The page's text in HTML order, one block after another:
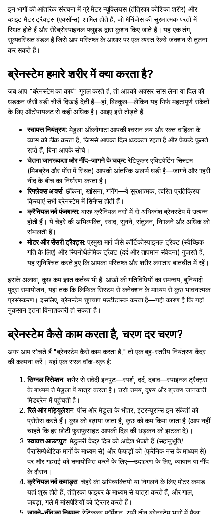
इन भागों की आंतरिक संरचना में ग्रे मैटर न्यूक्लियस (तंत्रिका कोशिका शरीर) और
व्हाइट मैटर ट्रैक्ट्स (एक्सॉन्स) शामिल होते हैं, जो मेनिंजेस की सुरक्षात्मक परतों में
स्थित होते हैं और सेरेब्रोस्पाइनल फ्लुइड द्वारा कुशन किए जाते हैं। यह एक तंग,
सुव्यवस्थित बंडल है जिसे आप मस्तिष्क के आधार पर एक व्यस्त रेलवे जंक्शन से तुलना
कर सकते हैं।
ब्रेनस्टेम हमारे शरीर में क्या करता है?
जब आप "ब्रेनस्टेम का कार्य" गूगल करते हैं, तो आपको अक्सर सांस लेना या दिल की
धड़कन जैसी बड़ी चीजें दिखाई देती हैं—हां, बिल्कुल—लेकिन यह सिर्फ महत्वपूर्ण संकेतों
के लिए ऑटोपायलट से कहीं अधिक है। आइए इसे तोड़ते हैं:
स्वायत्त नियंत्रण: मेडुला ऑब्लोंगाटा आपकी श्वसन लय और रक्त वाहिका के
व्यास को ठीक करता है, जिससे आपका दिल धड़कता रहता है और फेफड़े फुलते
रहते हैं, बिना आपके सोचे।
चेतना जागरूकता और नींद-जागने के चक्र: रेटिकुलर एक्टिवेटिंग सिस्टम
(मिडब्रेन और पोंस में स्थित) आपकी आंतरिक अलार्म घड़ी है—जागने और गहरी
नींद के बीच का निर्धारण करता है।
रिफ्लेक्स आर्क्स: छींकना, खांसना, गगिंग—ये सुरक्षात्मक, त्वरित प्रतिक्रिया
क्रियाएं सभी ब्रेनस्टेम में सिनैप्स होती हैं।
क्रैनियल नर्व फंक्शन्स: बारह क्रैनियल नसों में से अधिकांश ब्रेनस्टेम में उत्पन्न
होती हैं। ये चेहरे की अभिव्यक्ति, स्वाद, सुनने, संतुलन, निगलने और अधिक को
संभालती हैं।
मोटर और सेंसरी ट्रैक्ट्स: प्रमुख मार्ग जैसे कॉर्टिकोस्पाइनल ट्रैक्ट (स्वैच्छिक
गति के लिए) और स्पिनोथैलेमिक ट्रैक्ट (दर्द और तापमान संवेदना) गुजरते हैं,
यह सुनिश्चित करते हुए कि आपका मस्तिष्क और शरीर लगातार बातचीत में रहें।
इसके अलावा, कुछ कम ज्ञात कर्तव्य भी हैं: आंखों की गतिविधियों का समन्वय, बुनियादी
मुद्रा समायोजन, यहां तक कि लिम्बिक सिस्टम से कनेक्शन के माध्यम से कुछ भावनात्मक
प्रसंस्करण। इसलिए, ब्रेनस्टेम चुपचाप मल्टीटास्क करता है—यही कारण है कि यहां
नुकसान इतना विनाशकारी हो सकता है।
ब्रेनस्टेम कैसे काम करता है, चरण दर चरण?
अगर आप सोचते हैं "ब्रेनस्टेम कैसे काम करता है," तो एक बहु-स्तरीय नियंत्रण केंद्र
की कल्पना करें। यहां एक सरल वॉक-थ्रू है:
सिग्नल रिसेप्शन: शरीर से संवेदी इनपुट—स्पर्श, दर्द, दबाव—स्पाइनल ट्रैक्ट्स
के माध्यम से मेडुला में यात्रा करता है। उसी समय, दृश्य और श्रवण जानकारी
मिडब्रेन में पहुंचती है।
रिले और मॉड्यूलेशन: पोंस और मेडुला के भीतर, इंटरन्यूरॉन्स इन संकेतों को
प्रोसेस करते हैं। कुछ को बढ़ाया जाता है, कुछ को कम किया जाता है (आप नहीं
चाहते कि हर छोटी फुसफुसाहट आपकी दिल की धड़कन को झटका दे)।
स्वायत्त आउटपुट: मेडुलरी केंद्र दिल को आदेश भेजते हैं (सहानुभूति/
पैरासिम्पेथेटिक मार्गों के माध्यम से) और फेफड़ों को (फ्रेनिक नस के माध्यम से)
दर और गहराई को समायोजित करने के लिए—उदाहरण के लिए, व्यायाम या नींद
के दौरान।
क्रैनियल नर्व कमांड्स: चेहरे की अभिव्यक्तियों या निगलने के लिए मोटर कमांड
यहां शुरू होते हैं, तंत्रिका फाइबर के माध्यम से यात्रा करते हैं, और गाल,
जबड़ा, गले में मांसपेशियों को ट्रिगर करते हैं।
जागने-नींद का नियमन: रेटिकुलर फॉर्मेशन, सभी तीन ब्रेनस्टेम भागों में फैला